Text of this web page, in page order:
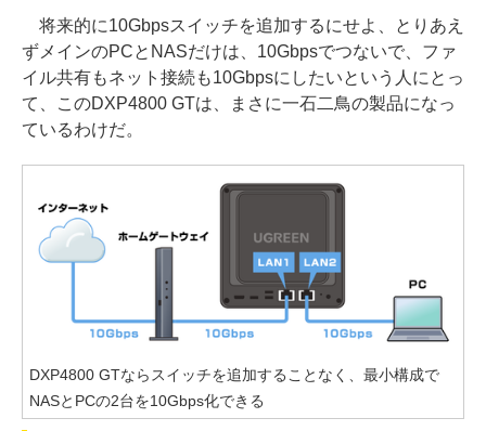
将来的に10Gbpsスイッチを追加するにせよ、とりあえ
ずメインのPCとNASだけは、10Gbpsでつないで、ファ
イル共有もネット接続も10Gbpsにしたいという人にとっ
て、このDXP4800 GTは、まさに一石二鳥の製品になっ
ているわけだ。
DXP4800 GTならスイッチを追加することなく、最小構成で
NASとPCの2台を10Gbps化できる